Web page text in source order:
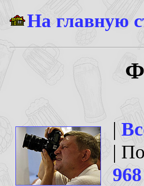
На главную
|
|
968